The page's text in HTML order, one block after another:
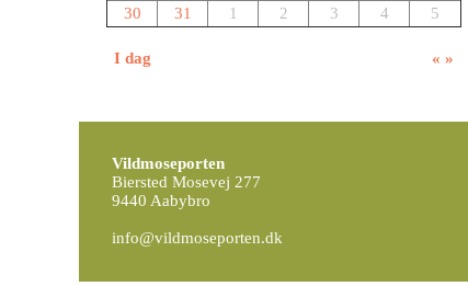
30
31 1 2 3 4 5
I dag « »
Vildmoseporten
Biersted Mosevej 277
9440 Aabybro
info@vildmoseporten.dk